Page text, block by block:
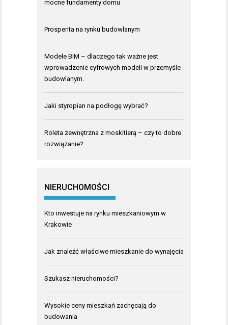
mocne fundamenty domu
Prosperita na rynku budowlanym
Modele BIM – dlaczego tak ważne jest
wprowadzenie cyfrowych modeli w przemyśle
budowlanym.
Jaki styropian na podłogę wybrać?
Roleta zewnętrzna z moskitierą – czy to dobre
rozwiązanie?
NIERUCHOMOŚCI
Kto inwestuje na rynku mieszkaniowym w
Krakowie
Jak znaleźć właściwe mieszkanie do wynajęcia
Szukasz nieruchomości?
Wysokie ceny mieszkań zachęcają do
budowania